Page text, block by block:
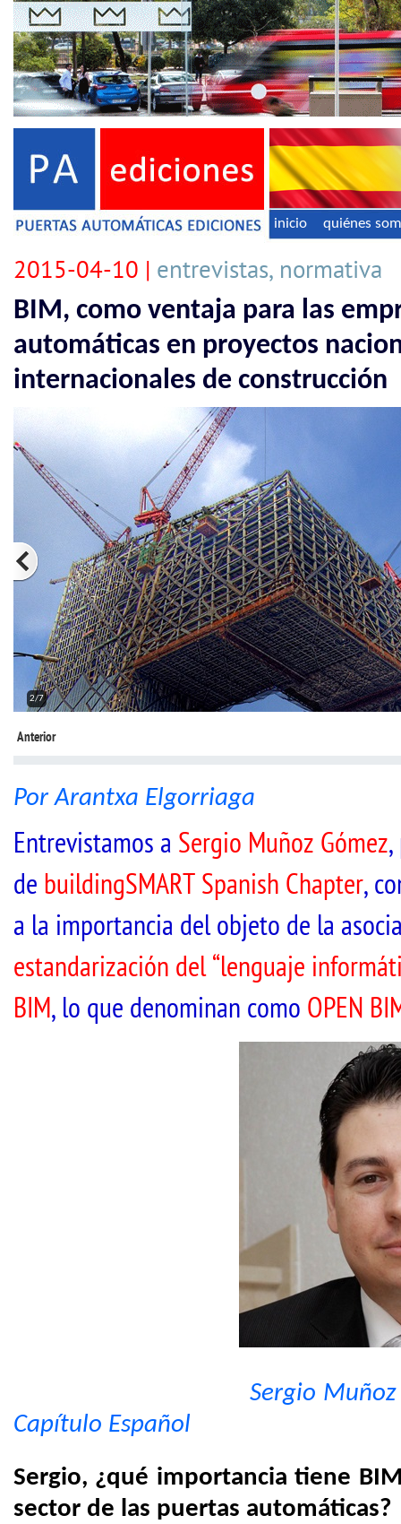
inicio quiénes
2015-04-10 | entrevistas, normativa
BIM, como ventaja para las
automáticas en proyectos
internacionales de construcción
2/7
Anterior
Por Arantxa Elgorriaga
Entrevistamos a Sergio Muñoz Gómez,
de buildingSMART Spanish Chapter,
a la importancia del objeto de la
estandarización del “lenguaje
BIM, lo que denominan como OPEN
Sergio Muñoz Gómez,
Capítulo Español
Sergio, ¿qué importancia tiene
sector de las puertas automáticas?